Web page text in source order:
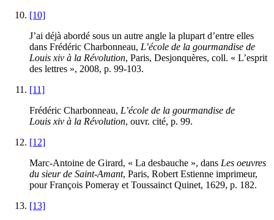
[10]
J’ai déjà abordé sous un autre angle la plupart d’entre elles
dans Frédéric Charbonneau, L’école de la gourmandise de
Louis xiv à la Révolution, Paris, Desjonquères, coll. « L’esprit
des lettres », 2008, p. 99-103.
[11]
Frédéric Charbonneau, L’école de la gourmandise de
Louis xiv à la Révolution, ouvr. cité, p. 99.
[12]
Marc-Antoine de Girard, « La desbauche », dans Les oeuvres
du sieur de Saint-Amant, Paris, Robert Estienne imprimeur,
pour François Pomeray et Toussainct Quinet, 1629, p. 182.
[13]